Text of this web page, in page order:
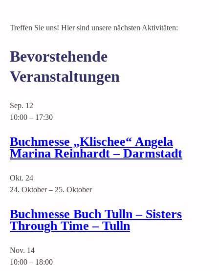
Treffen Sie uns! Hier sind unsere nächsten Aktivitäten:
Bevorstehende
Veranstaltungen
Sep. 12
10:00 – 17:30
Buchmesse „Klischee“ Angela
Marina Reinhardt – Darmstadt
Okt. 24
24. Oktober– 25. Oktober
Buchmesse Buch Tulln – Sisters
Through Time – Tulln
Nov. 14
10:00 – 18:00